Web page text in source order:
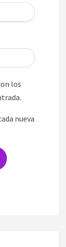
los
nueva